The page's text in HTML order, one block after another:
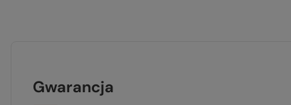
Gwarancja